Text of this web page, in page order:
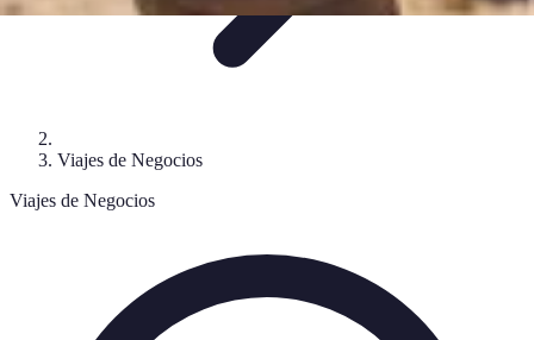
Viajes de Negocios
Viajes de Negocios